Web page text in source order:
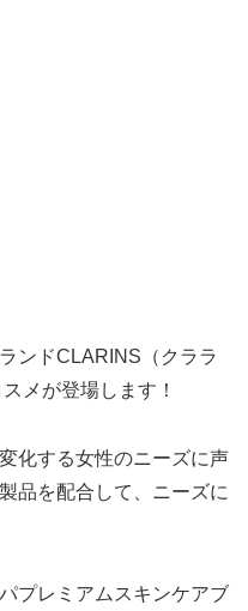
ンドCLARINS（クララ
メが登場します！
化する女性のニーズに声
品を配合して、ニーズに
プレミアムスキンケアブ